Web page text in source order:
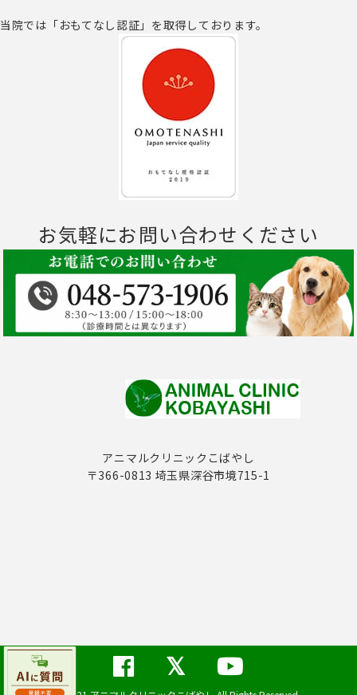
当院では「おもてなし認証」を取得しております。
お気軽にお問い合わせください
アニマルクリニックこばやし
〒366-0813 埼玉県深谷市境715-1